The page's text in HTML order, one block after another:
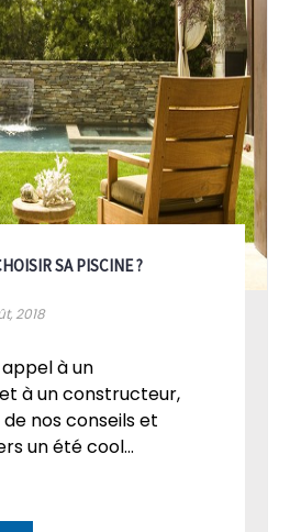
SA PISCINE ?
2018
à un
à un constructeur,
nos conseils et
un été cool...